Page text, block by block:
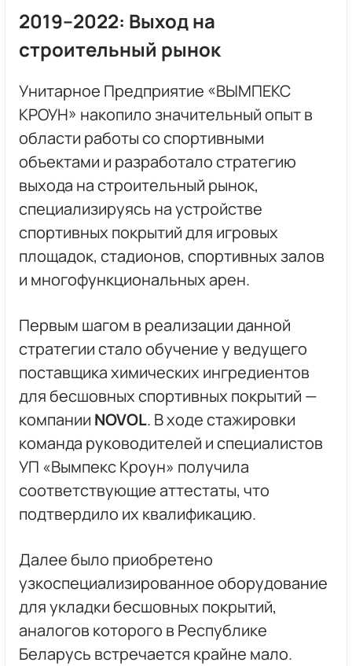
2019–2022: Выход на
строительный рынок
Унитарное Предприятие «ВЫМПЕКС
КРОУН» накопило значительный опыт в
области работы со спортивными
объектами и разработало стратегию
выхода на строительный рынок,
специализируясь на устройстве
спортивных покрытий для игровых
площадок, стадионов, спортивных залов
и многофункциональных арен.
Первым шагом в реализации данной
стратегии стало обучение у ведущего
поставщика химических ингредиентов
для бесшовных спортивных покрытий —
компании NOVOL. В ходе стажировки
команда руководителей и специалистов
УП «Вымпекс Кроун» получила
соответствующие аттестаты, что
подтвердило их квалификацию.
Далее было приобретено
узкоспециализированное оборудование
для укладки бесшовных покрытий,
аналогов которого в Республике
Беларусь встречается крайне мало.